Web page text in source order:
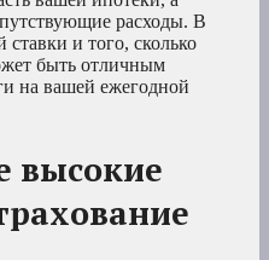
расходы. В
и того, сколько
быть отличным
на вашей ежегодной
высокие